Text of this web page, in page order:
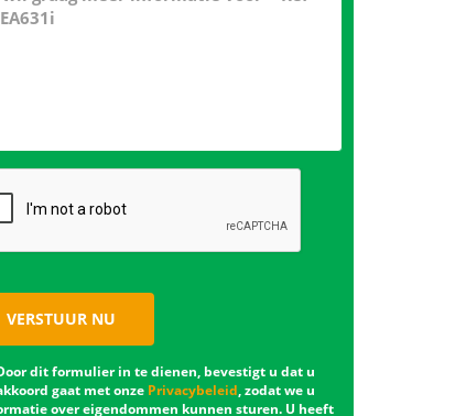
VERSTUUR NU
dit formulier in te dienen, bevestigt u dat u
gaat met onze Privacybeleid, zodat we u
over eigendommen kunnen sturen. U heeft